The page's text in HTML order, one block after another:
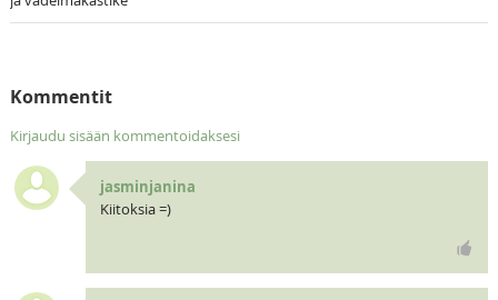
Kommentit
Kirjaudu sisään kommentoidaksesi
jasminjanina
Kiitoksia =)